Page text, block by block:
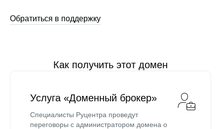
Обратиться в поддержку
Как получить этот домен
Услуга «Доменный брокер»
Специалисты Руцентра проведут
переговоры с администратором домена о